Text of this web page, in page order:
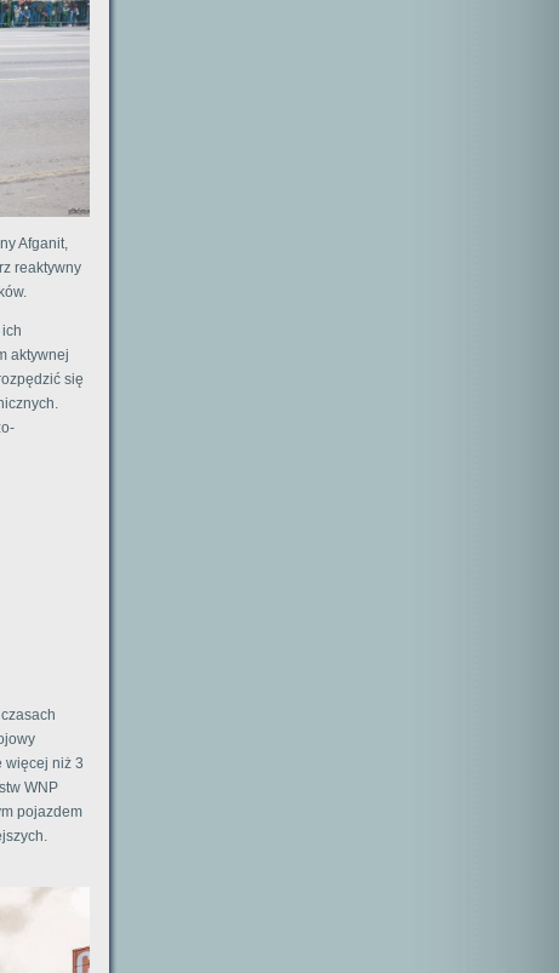
Afganit,
reaktywny
aktywnej
się
więcej niż 3
WNP
pojazdem